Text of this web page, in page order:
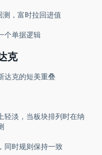
，富时拉回进值
个单据逻辑
克
达克的短美重叠
轻淡，当板块排列时在纳
同时规则保持一致